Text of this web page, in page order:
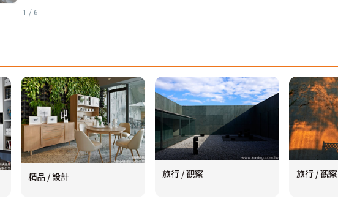
1 / 6
精品 / 設計 旅行 / 觀察 旅行 / 觀察